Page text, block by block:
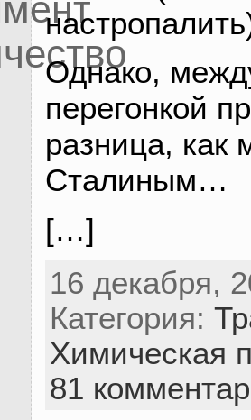
Однако,
перегонкой
разница, как
Сталиным…
[…]
16 декабря,
Категория:
Химическая
81